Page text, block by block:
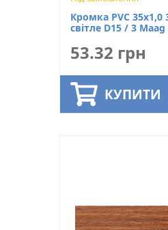
Кромка PVC 35x1,0
світле D15 / 3 Maag
53.32 грн
КУПИТИ